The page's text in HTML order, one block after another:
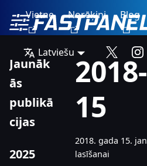
Vietne Norēķini Blog
Latviešu
Jaunāk
ās
publikā
cijas
2025
15
2018. gada 15.
lasīšanai